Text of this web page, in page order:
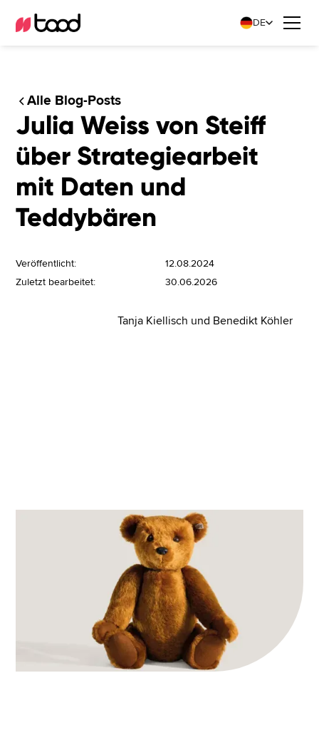
DE
Alle Blog-Posts
Julia Weiss von Steiff
über Strategiearbeit
mit Daten und
Teddybären
Veröffentlicht:
12.08.2024
Zuletzt bearbeitet:
30.06.2026
Tanja Kiellisch und Benedikt Köhler